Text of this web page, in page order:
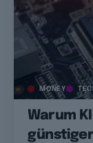
MONEY
Warum
günstiger